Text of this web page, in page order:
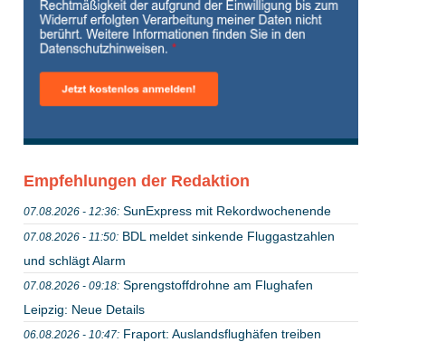
Empfehlungen der Redaktion
07.08.2026 - 12:36: SunExpress mit Rekordwochenende
07.08.2026 - 11:50: BDL meldet sinkende Fluggastzahlen
und schlägt Alarm
07.08.2026 - 09:18: Sprengstoffdrohne am Flughafen
Leipzig: Neue Details
06.08.2026 - 10:47: Fraport: Auslandsflughäfen treiben